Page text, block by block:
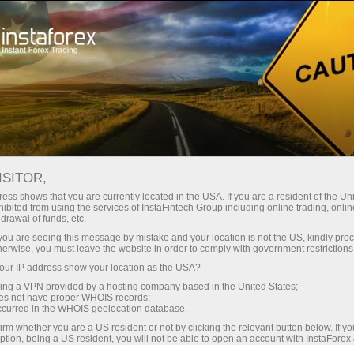
Трейдерам Форекс аналитика
Форекс ТВ
Форекс-видео новости
shows that you are currently located in the USA. If you are a resident of the
from using the services of InstaFintech Group including online trading,
of funds, etc.
are seeing this message by mistake and your location is not the US, kindly
you must leave the website in order to comply with government
IP address show your location as the USA?
a VPN provided by a hosting company based in the United States;
not have proper WHOIS records;
in the WHOIS geolocation database.
whether you are a US resident or not by clicking the relevant button below. If
being a US resident, you will not be able to open an account with InstaForex